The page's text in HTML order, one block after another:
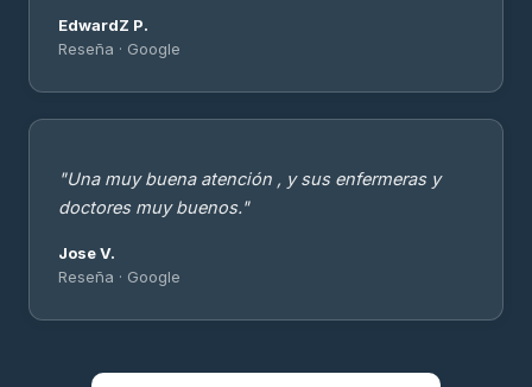
EdwardZ P.
Reseña · Google
"Una muy buena atención , y sus enfermeras y
doctores muy buenos."
Jose V.
Reseña · Google